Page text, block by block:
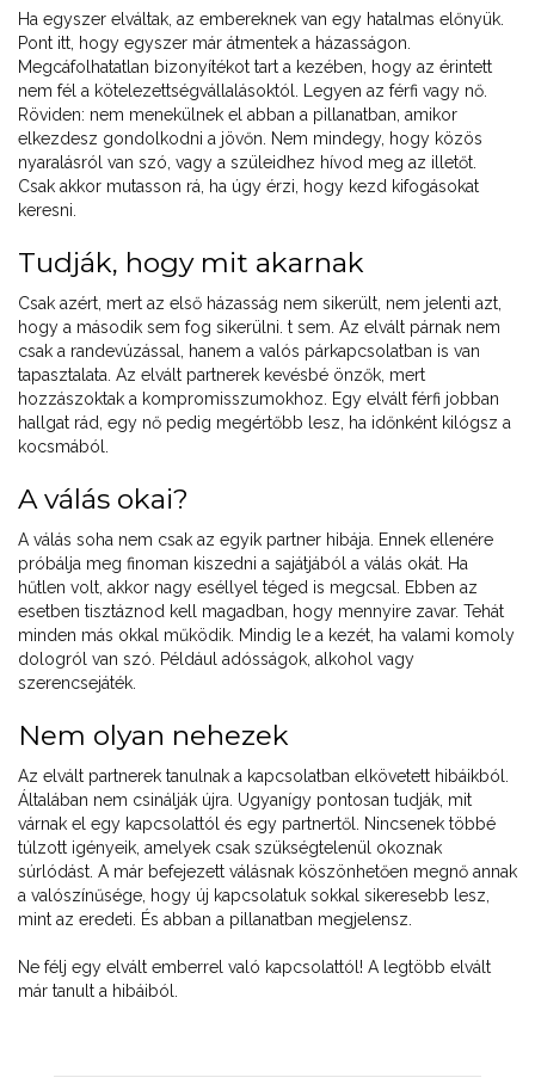
Ha egyszer elváltak, az embereknek van egy hatalmas előnyük.
Pont itt, hogy egyszer már átmentek a házasságon.
Megcáfolhatatlan bizonyítékot tart a kezében, hogy az érintett
nem fél a kötelezettségvállalásoktól. Legyen az férfi vagy nő.
Röviden: nem menekülnek el abban a pillanatban, amikor
elkezdesz gondolkodni a jövőn. Nem mindegy, hogy közös
nyaralásról van szó, vagy a szüleidhez hívod meg az illetőt.
Csak akkor mutasson rá, ha úgy érzi, hogy kezd kifogásokat
keresni.
Tudják, hogy mit akarnak
Csak azért, mert az első házasság nem sikerült, nem jelenti azt,
hogy a második sem fog sikerülni. t sem. Az elvált párnak nem
csak a randevúzással, hanem a valós párkapcsolatban is van
tapasztalata. Az elvált partnerek kevésbé önzők, mert
hozzászoktak a kompromisszumokhoz. Egy elvált férfi jobban
hallgat rád, egy nő pedig megértőbb lesz, ha időnként kilógsz a
kocsmából.
A válás okai?
A válás soha nem csak az egyik partner hibája. Ennek ellenére
próbálja meg finoman kiszedni a sajátjából a válás okát. Ha
hűtlen volt, akkor nagy eséllyel téged is megcsal. Ebben az
esetben tisztáznod kell magadban, hogy mennyire zavar. Tehát
minden más okkal működik. Mindig le a kezét, ha valami komoly
dologról van szó. Például adósságok, alkohol vagy
szerencsejáték.
Nem olyan nehezek
Az elvált partnerek tanulnak a kapcsolatban elkövetett hibáikból.
Általában nem csinálják újra. Ugyanígy pontosan tudják, mit
várnak el egy kapcsolattól és egy partnertől. Nincsenek többé
túlzott igényeik, amelyek csak szükségtelenül okoznak
súrlódást. A már befejezett válásnak köszönhetően megnő annak
a valószínűsége, hogy új kapcsolatuk sokkal sikeresebb lesz,
mint az eredeti. És abban a pillanatban megjelensz.
Ne félj egy elvált emberrel való kapcsolattól! A legtöbb elvált
már tanult a hibáiból.